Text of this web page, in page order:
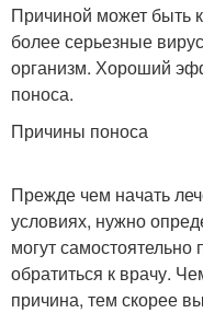
Причиной может быть
более серьезные
организм. Хороший
поноса.
Причины поноса
Прежде чем начать
условиях, нужно
могут самостоятельно
обратиться к врачу.
причина, тем скорее